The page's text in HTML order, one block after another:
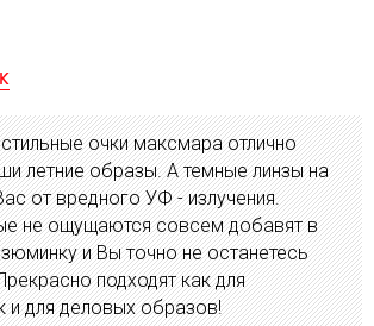
очки максмара отлично
летние образы. А темные линзы на
от вредного УФ - излучения.
не ощущаются совсем добавят в
и Вы точно не останетесь
подходят как для
и для деловых образов!